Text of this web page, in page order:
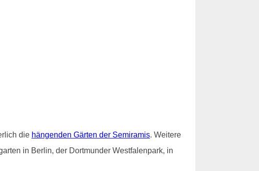
die hängenden Gärten der Semiramis. Weitere
in Berlin, der Dortmunder Westfalenpark, in